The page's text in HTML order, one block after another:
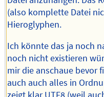
(also komplette Datei
Hieroglyphen.
Ich könnte das ja noch
noch nicht existieren
mir die anschaue bevor
auch auch alles in